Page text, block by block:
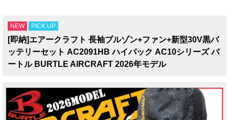
NEW PICK UP
[即納]エアークラフト 長袖ブルゾン+ファン+新型30V黒バ
ッテリーセット AC2091HB ハイバック AC10シリーズ バ
ートル BURTLE AIRCRAFT 2026年モデル